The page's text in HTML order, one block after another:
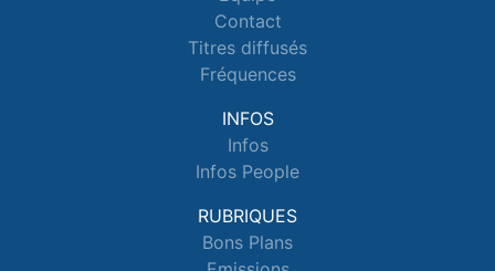
Contact
Titres diffusés
Fréquences
INFOS
Infos
Infos People
RUBRIQUES
Bons Plans